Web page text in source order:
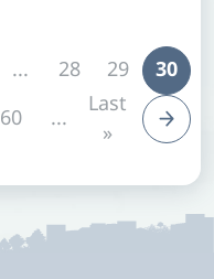
... 28 29
30
60 ...
Last
»